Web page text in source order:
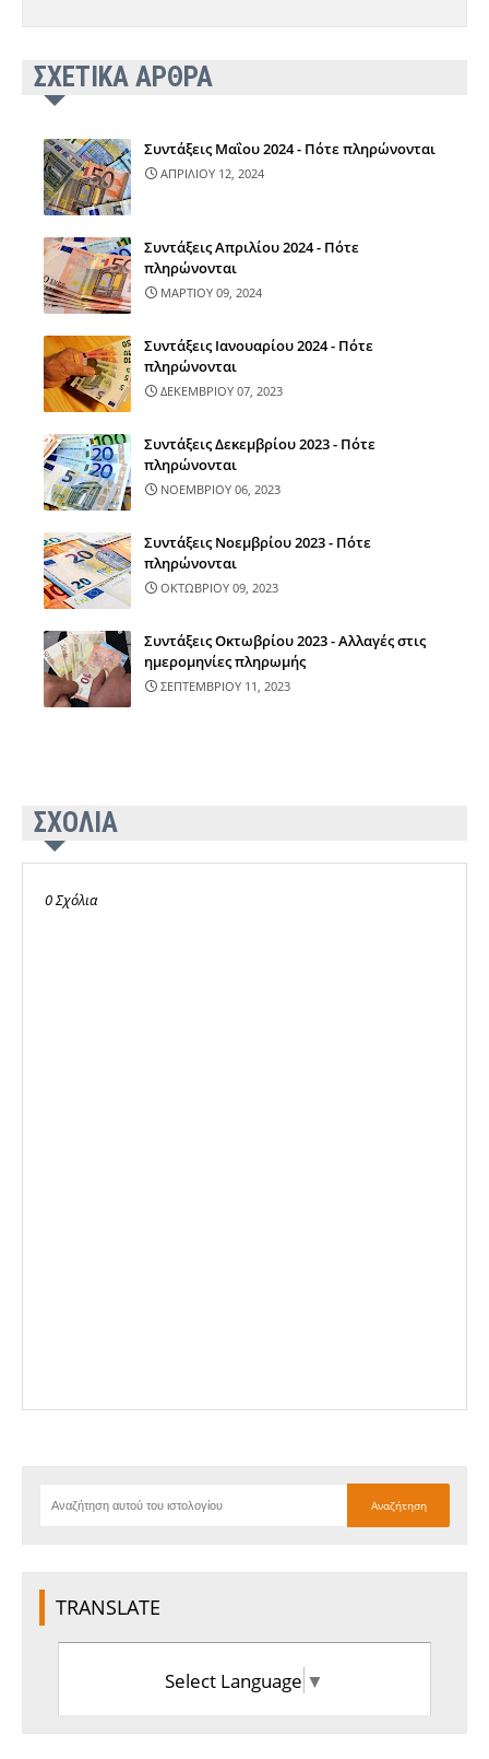
ΣΧΕΤΙΚΑ ΑΡΘΡΑ
Συντάξεις Μαΐου 2024 - Πότε πληρώνονται
ΑΠΡΙΛΙΟΥ 12, 2024
Συντάξεις Απριλίου 2024 - Πότε
πληρώνονται
ΜΑΡΤΙΟΥ 09, 2024
Συντάξεις Ιανουαρίου 2024 - Πότε
πληρώνονται
ΔΕΚΕΜΒΡΙΟΥ 07, 2023
Συντάξεις Δεκεμβρίου 2023 - Πότε
πληρώνονται
ΝΟΕΜΒΡΙΟΥ 06, 2023
Συντάξεις Νοεμβρίου 2023 - Πότε
πληρώνονται
ΟΚΤΩΒΡΙΟΥ 09, 2023
Συντάξεις Οκτωβρίου 2023 - Αλλαγές στις
ημερομηνίες πληρωμής
ΣΕΠΤΕΜΒΡΙΟΥ 11, 2023
ΣΧΟΛΙΑ
0 Σχόλια
TRANSLATE
Select Language ▼